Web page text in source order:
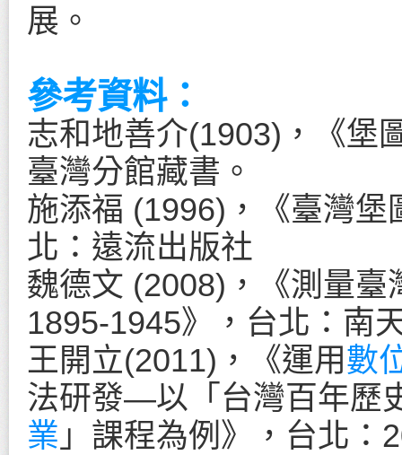
展。
參考資料：
志和地善介(1903)，《堡
臺灣分館藏書。
施添福 (1996)，《臺灣
北：遠流出版社
魏德文 (2008)，《測量臺
1895-1945》，台北：南
王開立(2011)，《運用數
法研發—以「台灣百年歷
業 」課程為例》，台北：